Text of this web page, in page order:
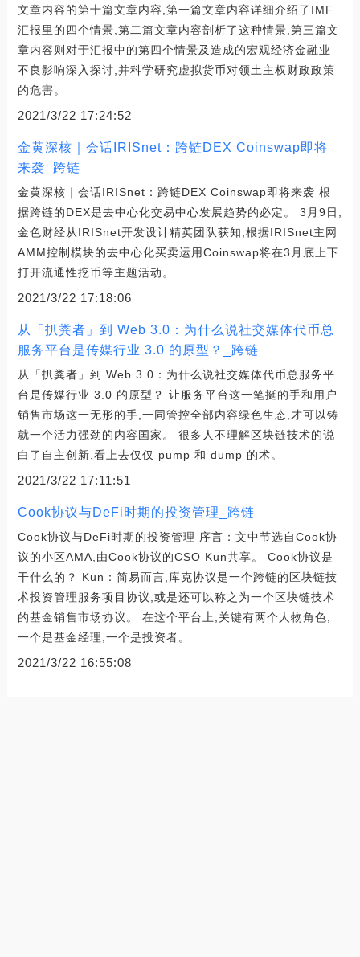
文章内容的第十篇文章内容,第一篇文章内容详细介绍了IMF
汇报里的四个情景,第二篇文章内容剖析了这种情景,第三篇文
章内容则对于汇报中的第四个情景及造成的宏观经济金融业
不良影响深入探讨,并科学研究虚拟货币对领土主权财政政策
的危害。
2021/3/22 17:24:52
金黄深核｜会话IRISnet：跨链DEX Coinswap即将
来袭_跨链
金黄深核｜会话IRISnet：跨链DEX Coinswap即将来袭 根
据跨链的DEX是去中心化交易中心发展趋势的必定。 3月9日,
金色财经从IRISnet开发设计精英团队获知,根据IRISnet主网
AMM控制模块的去中心化买卖运用Coinswap将在3月底上下
打开流通性挖币等主题活动。
2021/3/22 17:18:06
从「扒粪者」到 Web 3.0：为什么说社交媒体代币总
服务平台是传媒行业 3.0 的原型？_跨链
从「扒粪者」到 Web 3.0：为什么说社交媒体代币总服务平
台是传媒行业 3.0 的原型？ 让服务平台这一笔挺的手和用户
销售市场这一无形的手,一同管控全部内容绿色生态,才可以铸
就一个活力强劲的内容国家。 很多人不理解区块链技术的说
白了自主创新,看上去仅仅 pump 和 dump 的术。
2021/3/22 17:11:51
Cook协议与DeFi时期的投资管理_跨链
Cook协议与DeFi时期的投资管理 序言：文中节选自Cook协
议的小区AMA,由Cook协议的CSO Kun共享。 Cook协议是
干什么的？ Kun：简易而言,库克协议是一个跨链的区块链技
术投资管理服务项目协议,或是还可以称之为一个区块链技术
的基金销售市场协议。 在这个平台上,关键有两个人物角色,
一个是基金经理,一个是投资者。
2021/3/22 16:55:08